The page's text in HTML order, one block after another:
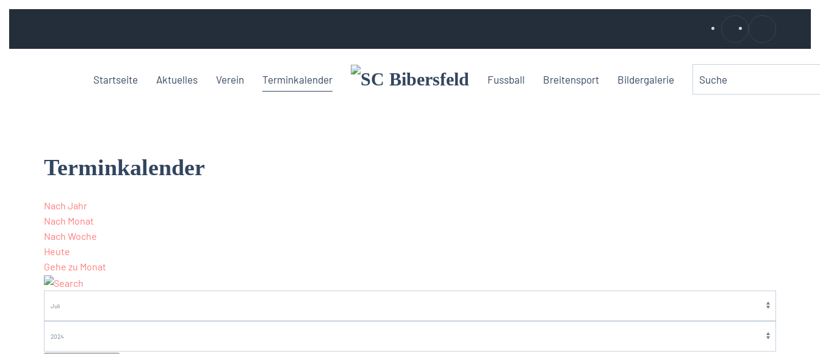
Startseite Aktuelles Verein Terminkalender Fussball Breitensport Bildergalerie
Terminkalender
Nach Jahr
Nach Monat
Nach Woche
Heute
Gehe zu Monat